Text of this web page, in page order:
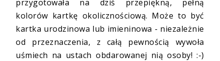
przygotowała na dziś przepiękną, pełną
kolorów kartkę okolicznościową. Może to być
kartka urodzinowa lub imieninowa - niezależnie
od przeznaczenia, z całą pewnością wywoła
uśmiech na ustach obdarowanej nią osoby! :-)